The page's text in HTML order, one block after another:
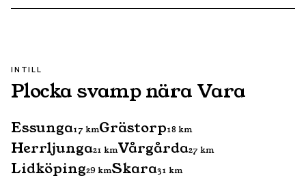
INTILL
Plocka svamp nära Vara
Essunga17 kmGrästorp18 km
Herrljunga21 kmVårgårda27 km
Lidköping29 kmSkara31 km